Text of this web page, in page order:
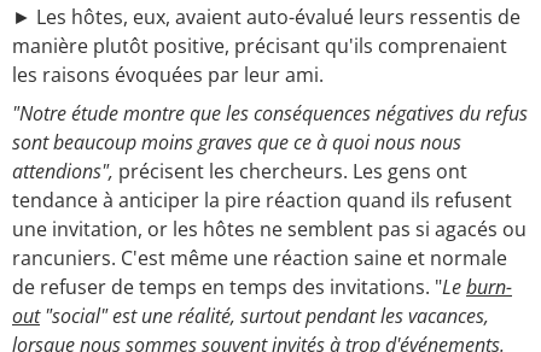
► Les hôtes, eux, avaient auto-évalué leurs ressentis de
manière plutôt positive, précisant qu'ils comprenaient
les raisons évoquées par leur ami.
"Notre étude montre que les conséquences négatives du refus
sont beaucoup moins graves que ce à quoi nous nous
attendions", précisent les chercheurs. Les gens ont
tendance à anticiper la pire réaction quand ils refusent
une invitation, or les hôtes ne semblent pas si agacés ou
rancuniers. C'est même une réaction saine et normale
de refuser de temps en temps des invitations. "Leburn-
out"social" est une réalité, surtout pendant les vacances,
lorsque nous sommes souvent invités à trop d'événements.